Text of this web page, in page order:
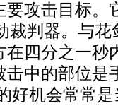
攻击目标。
裁判器。与
四分之一秒
中的部位是
好机会常常